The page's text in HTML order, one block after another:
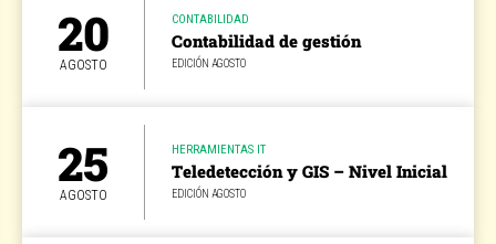
20
AGOSTO
CONTABILIDAD
Contabilidad de gestión
EDICIÓN AGOSTO
25
AGOSTO
HERRAMIENTAS IT
Teledetección y GIS – Nivel Inicial
EDICIÓN AGOSTO